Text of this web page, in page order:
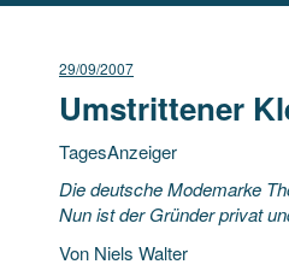
29/09/2007
Umstrittener
TagesAnzeiger
Die deutsche Modemarke
Nun ist der Gründer privat
Von Niels Walter